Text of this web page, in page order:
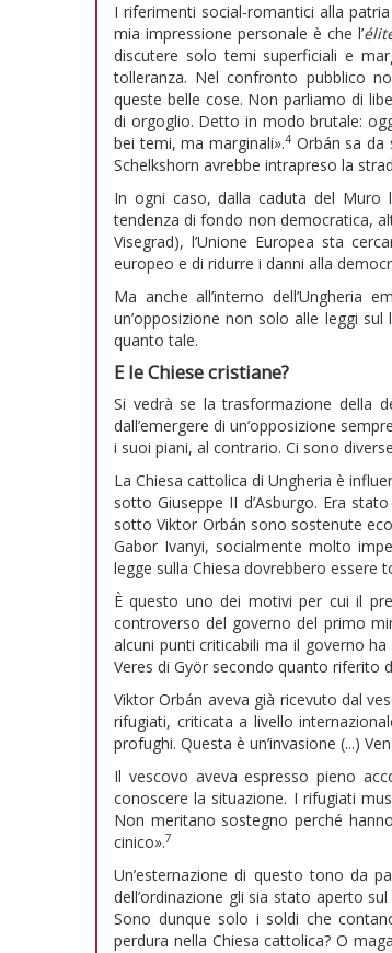
I riferimenti social-romantici alla
mia impressione personale è che l’
discutere solo temi superficiali e
tolleranza. Nel confronto pubblico
queste belle cose. Non parliamo di
di orgoglio. Detto in modo brutale:
bei temi, ma marginali».4Orbán sa da
Schelkshorn avrebbe intrapreso la
In ogni caso, dalla caduta del Muro
tendenza di fondo non democratica,
Visegrad), l’Unione Europea sta
europeo e di ridurre i danni alla
Ma anche all’interno dell’Ungheria
un’opposizione non solo alle leggi
quanto tale.
E le Chiese cristiane?
Si vedrà se la trasformazione della
dall’emergere di un’opposizione
i suoi piani, al contrario. Ci sono
La Chiesa cattolica di Ungheria è
sotto Giuseppe II d’Asburgo. Era
sotto Viktor Orbán sono sostenute
Gabor Ivanyi, socialmente molto
legge sulla Chiesa dovrebbero essere
È questo uno dei motivi per cui il
controverso del governo del primo
alcuni punti criticabili ma il governo
Veres di Györ secondo quanto riferito
Viktor Orbán aveva già ricevuto dal
rifugiati, criticata a livello
profughi. Questa è un’invasione (...)
Il vescovo aveva espresso pieno
conoscere la situazione. I rifugiati
Non meritano sostegno perché
cinico».7
Un’esternazione di questo tono da
dell’ordinazione gli sia stato aperto
Sono dunque solo i soldi che
perdura nella Chiesa cattolica? O